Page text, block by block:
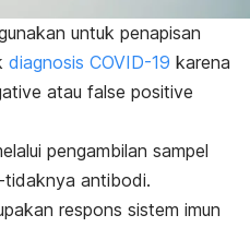
untuk penapisan
diagnosis COVID-19 karena
atau false positive
pengambilan sampel
antibodi.
respons sistem imun